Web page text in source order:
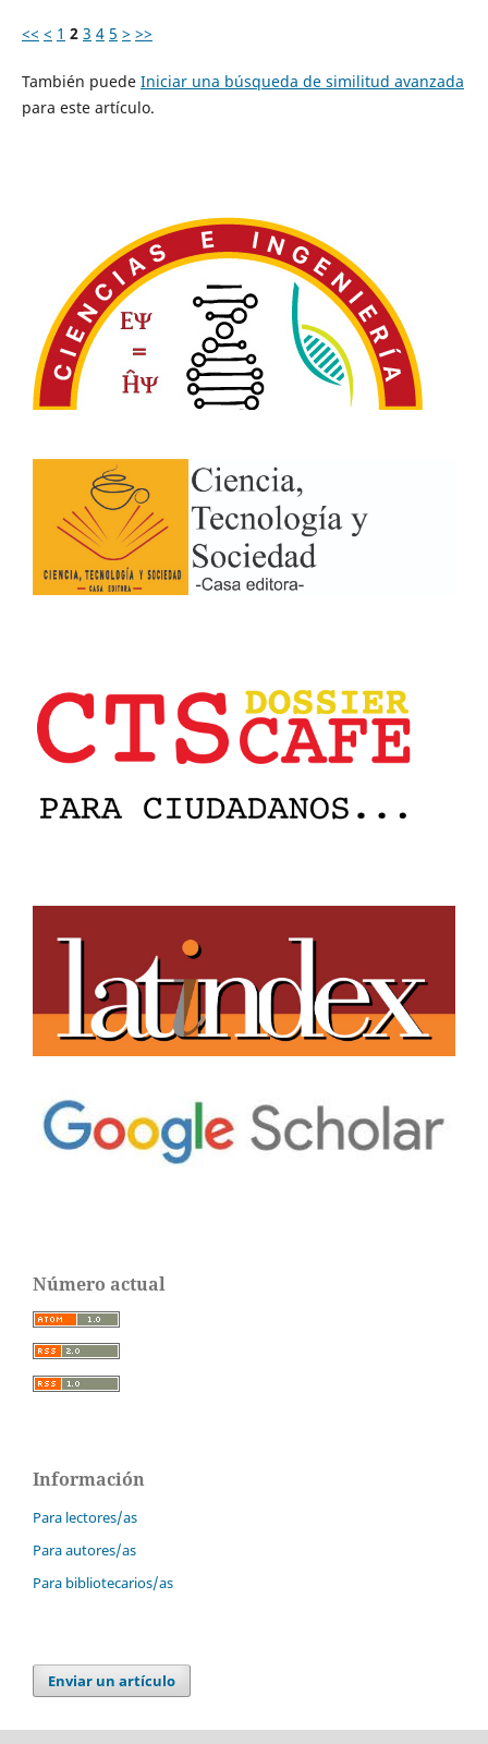
<< < 1 2 3 4 5 > >>
También puede Iniciar una búsqueda de similitud avanzada
para este artículo.
Número actual
Información
Para lectores/as
Para autores/as
Para bibliotecarios/as
Enviar un artículo